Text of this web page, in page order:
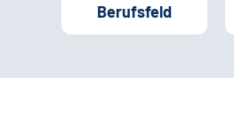
Berufsfeld